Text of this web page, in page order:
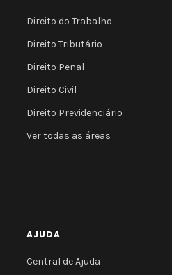
Direito do Trabalho
Direito Tributário
Direito Penal
Direito Civil
Direito Previdenciário
Ver todas as áreas
AJUDA
Central de Ajuda